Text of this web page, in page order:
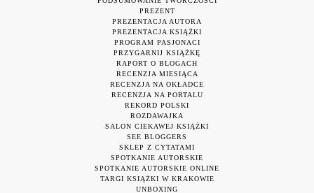
PREZENT
PREZENTACJA AUTORA
PREZENTACJA KSIĄŻKI
PROGRAM PASJONACI
PRZYGARNIJ KSIĄŻKĘ
RAPORT O BLOGACH
RECENZJA MIESIĄCA
RECENZJA NA OKŁADCE
RECENZJA NA PORTALU
REKORD POLSKI
ROZDAWAJKA
SALON CIEKAWEJ KSIĄŻKI
SEE BLOGGERS
SKLEP Z CYTATAMI
SPOTKANIE AUTORSKIE
SPOTKANIE AUTORSKIE ONLINE
TARGI KSIĄŻKI W KRAKOWIE
UNBOXING